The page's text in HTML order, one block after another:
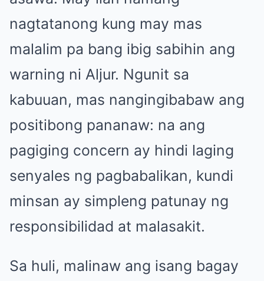
nagtatanong kung may mas
malalim pa bang ibig sabihin ang
warning ni Aljur. Ngunit sa
kabuuan, mas nangingibabaw ang
positibong pananaw: na ang
pagiging concern ay hindi laging
senyales ng pagbabalikan, kundi
minsan ay simpleng patunay ng
responsibilidad at malasakit.
Sa huli, malinaw ang isang bagay